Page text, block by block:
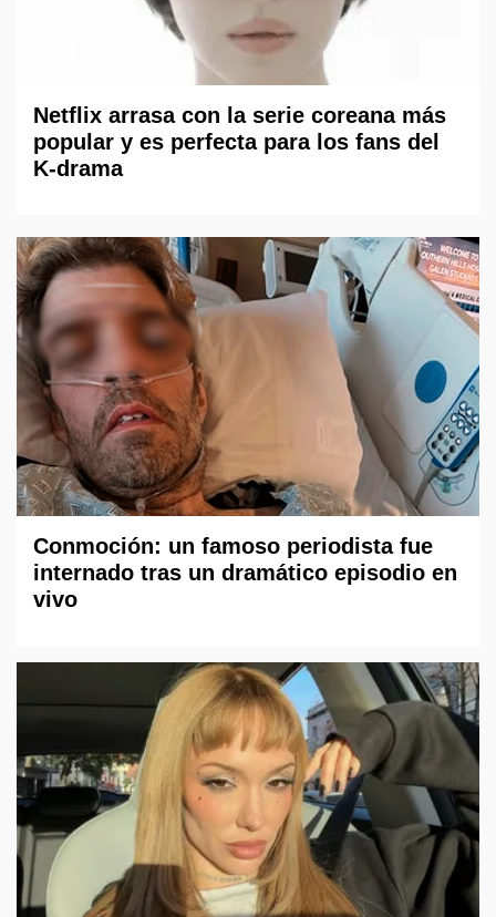
Netflix arrasa con la serie coreana más
popular y es perfecta para los fans del
K-drama
Conmoción: un famoso periodista fue
internado tras un dramático episodio en
vivo